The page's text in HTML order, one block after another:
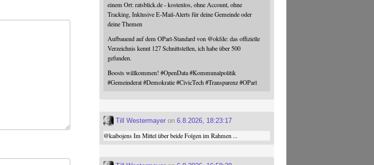
einem Ort: ratsblick.de - kostenlos, ohne Account, ohne
Tracking, Inklusive E-Mail-Alerts für deine Gemeinde oder
deine Themen
Aufbauend auf dem OParl-Standard von @okfde: das offizielle
Verzeichnis kennt 127 Schnittstellen, ich habe über 500
gefunden.
Boosts willkommen!#OpenData #Kommunalpolitik
#Gemeinderat #Demokratie #CivicTech #Transparenz #OParl
Till Westermayer on6.8.2026, 18:23:17
@kaibojensIm Mittel über beide Folgen im Rahmen ...